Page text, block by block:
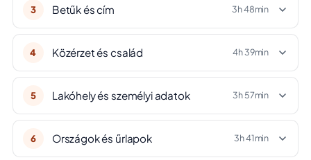
3 Betűk és cím 3h 48min
4 Közérzet és család 4h 39min
5 Lakóhely és személyi adatok 3h 57min
6 Országok és űrlapok 3h 41min